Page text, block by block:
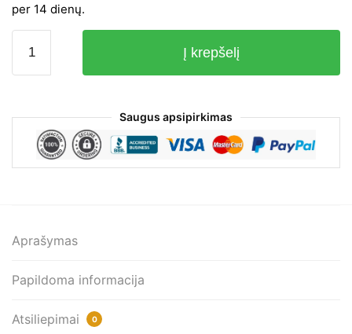
per 14 dienų.
kiekis:
Penalas
patrol,
8x22x8cm
Į krepšelį
Saugus apsipirkimas
Aprašymas
Papildoma informacija
Atsiliepimai 0